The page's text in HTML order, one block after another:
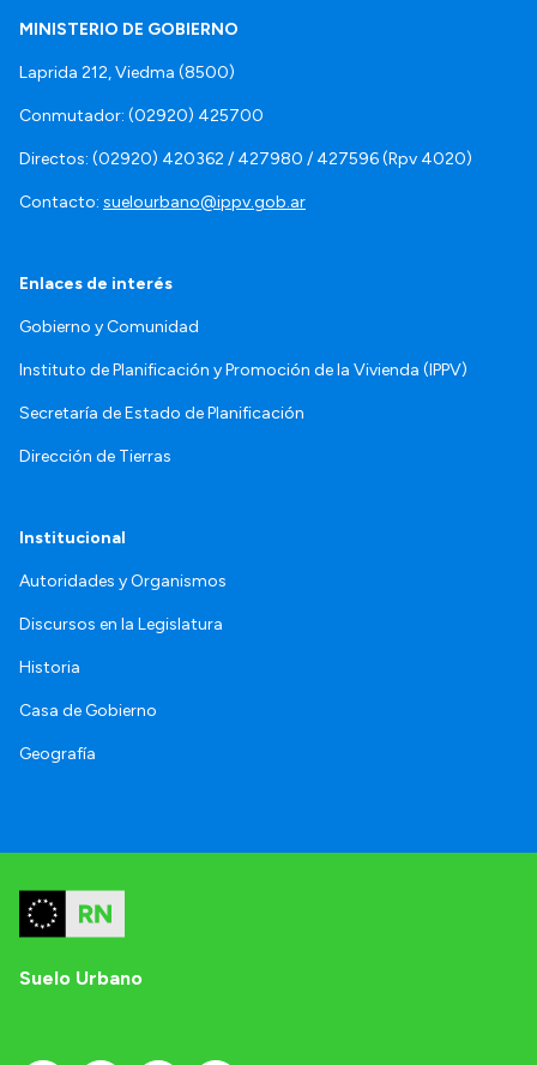
MINISTERIO DE GOBIERNO
Laprida 212, Viedma (8500)
Conmutador: (02920) 425700
Directos: (02920) 420362 / 427980 / 427596 (Rpv 4020)
Contacto: suelourbano@ippv.gob.ar
Enlaces de interés
Gobierno y Comunidad
Instituto de Planificación y Promoción de la Vivienda (IPPV)
Secretaría de Estado de Planificación
Dirección de Tierras
Institucional
Autoridades y Organismos
Discursos en la Legislatura
Historia
Casa de Gobierno
Geografía
Suelo Urbano